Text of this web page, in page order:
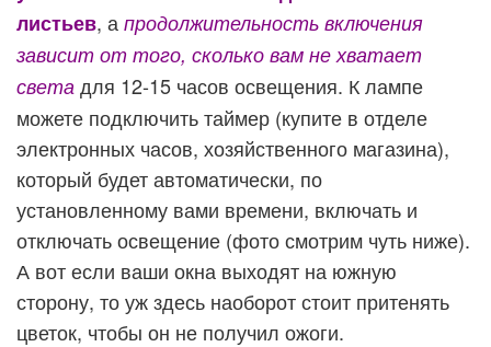
листьев, а продолжительность включения
зависит от того, сколько вам не хватает
света для 12-15 часов освещения. К лампе
можете подключить таймер (купите в отделе
электронных часов, хозяйственного магазина),
который будет автоматически, по
установленному вами времени, включать и
отключать освещение (фото смотрим чуть ниже).
А вот если ваши окна выходят на южную
сторону, то уж здесь наоборот стоит притенять
цветок, чтобы он не получил ожоги.